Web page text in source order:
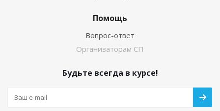
Помощь
Вопрос-ответ
Организаторам СП
Будьте всегда в курсе!